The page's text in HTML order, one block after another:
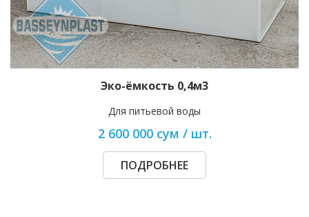
Эко-ёмкость 0,4м3
Для питьевой воды
2 600 000 сум / шт.
ПОДРОБНЕЕ